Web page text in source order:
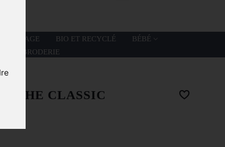
LA PLAGE BIO ET RECYCLÉ
BÉBÉ
BRODERIE
CLASSIC